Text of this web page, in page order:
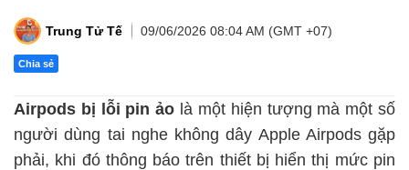
Thay mic Thay rung Thay main Unlock - Mở Khoá
Màn hình Vsmart Màn hình Google Pixel
Trung Tử Tế 09/06/2026 08:04 AM (GMT +07)
Chia sẻ
Airpods bị lỗi pin ảo là một hiện tượng mà một số
người dùng tai nghe không dây Apple Airpods gặp
phải, khi đó thông báo trên thiết bị hiển thị mức pin